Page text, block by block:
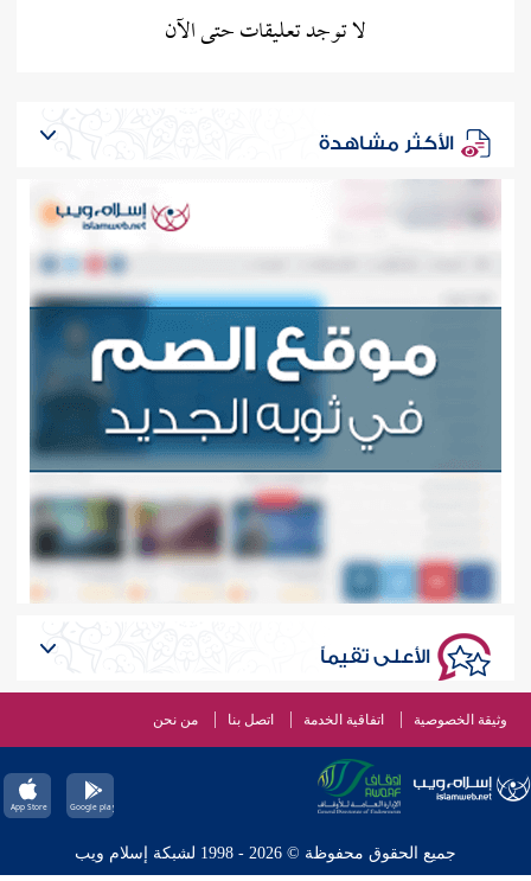
لا توجد تعليقات حتى الآن
الأكثر مشاهدة
الأعلى تقيماً
وثيقة الخصوصية اتفاقية الخدمة اتصل بنا من نحن
جميع الحقوق محفوظة © 2026 - 1998 لشبكة إسلام ويب